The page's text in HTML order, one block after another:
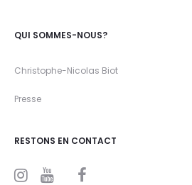
QUI SOMMES-NOUS?
Christophe-Nicolas Biot
Presse
RESTONS EN CONTACT